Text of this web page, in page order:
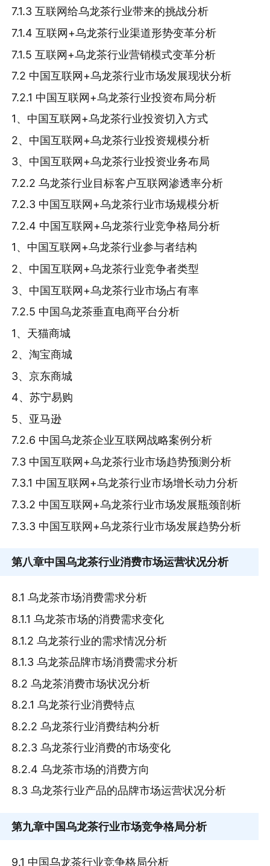
7.1.3 互联网给乌龙茶行业带来的挑战分析
7.1.4 互联网+乌龙茶行业渠道形势变革分析
7.1.5 互联网+乌龙茶行业营销模式变革分析
7.2 中国互联网+乌龙茶行业市场发展现状分析
7.2.1 中国互联网+乌龙茶行业投资布局分析
1、中国互联网+乌龙茶行业投资切入方式
2、中国互联网+乌龙茶行业投资规模分析
3、中国互联网+乌龙茶行业投资业务布局
7.2.2 乌龙茶行业目标客户互联网渗透率分析
7.2.3 中国互联网+乌龙茶行业市场规模分析
7.2.4 中国互联网+乌龙茶行业竞争格局分析
1、中国互联网+乌龙茶行业参与者结构
2、中国互联网+乌龙茶行业竞争者类型
3、中国互联网+乌龙茶行业市场占有率
7.2.5 中国乌龙茶垂直电商平台分析
1、天猫商城
2、淘宝商城
3、京东商城
4、苏宁易购
5、亚马逊
7.2.6 中国乌龙茶企业互联网战略案例分析
7.3 中国互联网+乌龙茶行业市场趋势预测分析
7.3.1 中国互联网+乌龙茶行业市场增长动力分析
7.3.2 中国互联网+乌龙茶行业市场发展瓶颈剖析
7.3.3 中国互联网+乌龙茶行业市场发展趋势分析
第八章中国乌龙茶行业消费市场运营状况分析
8.1 乌龙茶市场消费需求分析
8.1.1 乌龙茶市场的消费需求变化
8.1.2 乌龙茶行业的需求情况分析
8.1.3 乌龙茶品牌市场消费需求分析
8.2 乌龙茶消费市场状况分析
8.2.1 乌龙茶行业消费特点
8.2.2 乌龙茶行业消费结构分析
8.2.3 乌龙茶行业消费的市场变化
8.2.4 乌龙茶市场的消费方向
8.3 乌龙茶行业产品的品牌市场运营状况分析
第九章中国乌龙茶行业市场竞争格局分析
9.1 中国乌龙茶行业竞争格局分析